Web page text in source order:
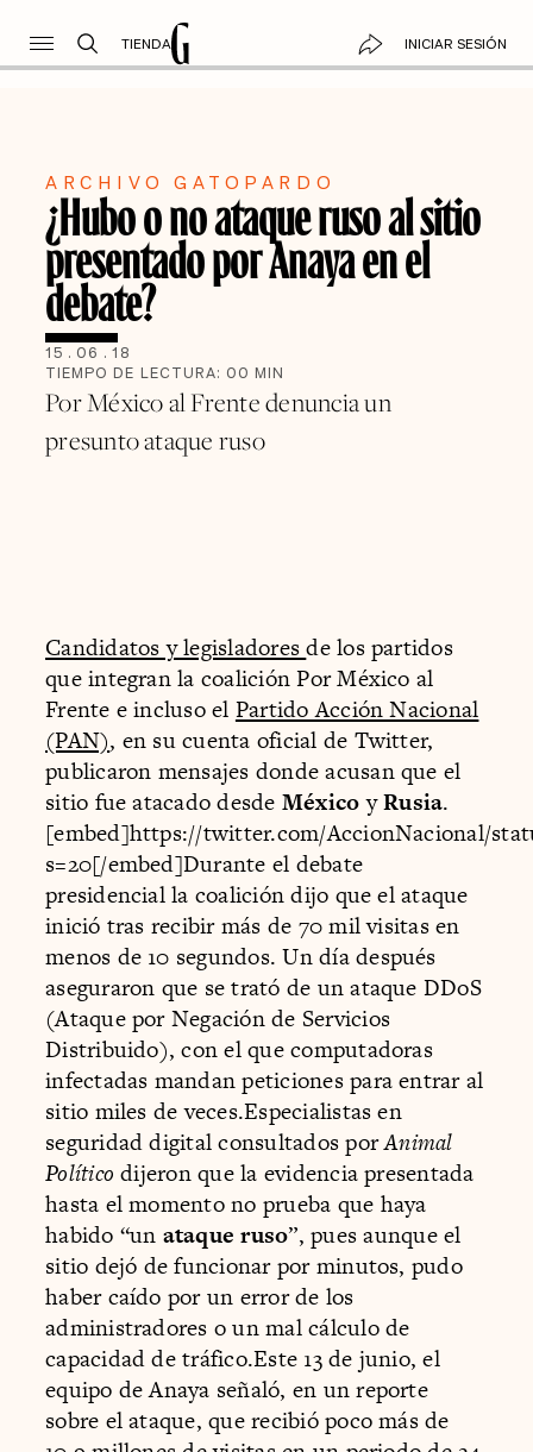
TIENDA INICIAR SESIÓN
ARCHIVO GATOPARDO
¿Hubo o no ataque ruso al sitio
presentado por Anaya en el
debate?
15 . 06 . 18
TIEMPO DE LECTURA: 00 MIN
Por México al Frente denuncia un
presunto ataque ruso
Candidatos y legisladoresde los partidos
que integran la coalición Por México al
Frente e incluso el Partido Acción Nacional
(PAN), en su cuenta oficial de Twitter,
publicaron mensajes donde acusan que el
sitio fue atacado desde MéxicoyRusia.
[embed]https://twitter.com/AccionNacional/
s=20[/embed]Durante el debate
presidencial la coalición dijo que el ataque
inició tras recibir más de 70 mil visitas en
menos de 10 segundos. Un día después
aseguraron que se trató de un ataque DDoS
(Ataque por Negación de Servicios
Distribuido), con el que computadoras
infectadas mandan peticiones para entrar al
sitio miles de veces.Especialistas en
seguridad digital consultados porAnimal
Político dijeron que la evidencia presentada
hasta el momento no prueba que haya
habido “un ataque ruso”, pues aunque el
sitio dejó de funcionar por minutos, pudo
haber caído por un error de los
administradores o un mal cálculo de
capacidad de tráfico.Este 13 de junio, el
equipo de Anaya señaló, en un reporte
sobre el ataque, que recibió poco más de